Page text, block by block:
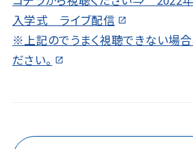
入学式 ライブ配信
※上記のでうまく視聴できない場
ださい。